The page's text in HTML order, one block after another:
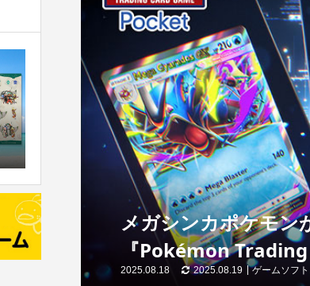
メガシンカポケモン
『Pokémon
2025.08.18 2025.08.19 ゲームソフ